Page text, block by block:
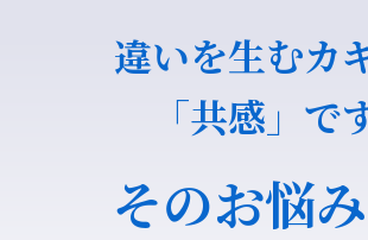
違いを生むカ
「共感」で
そのお悩み